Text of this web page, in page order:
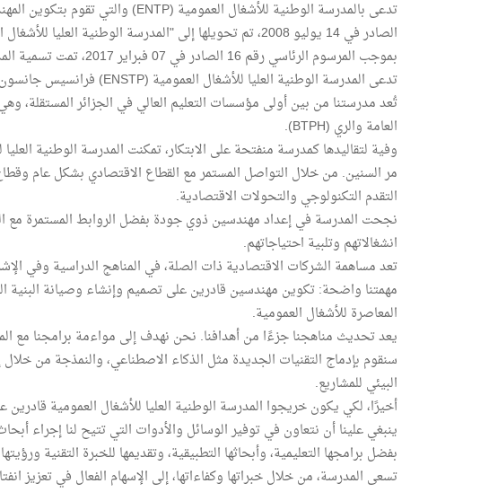
الصادر في 14 يوليو 2008، تم تحويلها إلى "المدرسة الوطنية العليا للأشغال العمومية (ENSTP)".
بموجب المرسوم
تدعى المدرسة الوطنية العليا للأشغال العمومية (ENSTP) فرانسيس جانسون.
تُعد مدرستنا من بين أولى مؤسسات التعليم العالي في الجزائر المستقلة،
العامة والري (BTPH).
وفية لتقاليدها كمدرسة منفتحة على الابتكار، تمكنت المدرسة الوطنية
مر السنين. من خلال التواصل المستمر مع القطاع الاقتصادي بشكل عام
التقدم التكنولوجي والتحولات الاقتصادية.
نجحت المدرسة في إعداد مهندسين ذوي جودة بفضل الروابط المستمرة مع
انشغالاتهم وتلبية احتياجاتهم.
تعد مساهمة الشركات الاقتصادية ذات الصلة، في المناهج الدراسية وفي
مهمتنا واضحة: تكوين مهندسين قادرين على تصميم وإنشاء وصيانة
المعاصرة للأشغال العمومية.
يعد تحديث مناهجنا جزءًا من أهدافنا. نحن نهدف إلى مواءمة برامجنا مع
البيئي للمشاريع.
أخيرًا، لكي يكون خريجوا المدرسة الوطنية العليا للأشغال العمومية
ينبغي علينا أن نتعاون في توفير الوسائل والأدوات التي تتيح لنا إجراء
بفضل برامجها التعليمية، وأبحاثها التطبيقية، وتقديمها للخبرة التقنية
تسعى المدرسة، من خلال خبراتها وكفاءاتها، إلى الإسهام الفعال في تعزيز